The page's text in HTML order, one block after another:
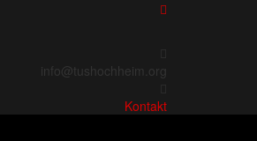
info@tushochheim.org
Kontakt